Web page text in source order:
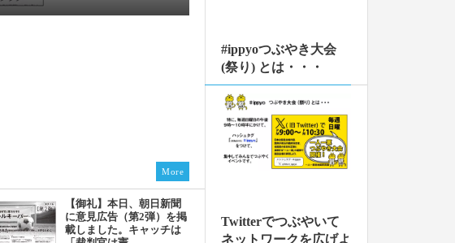
日情報を追加しました。
付のお願い】皆様からのご寄付
載できました。厚く御礼申し上
す。寄付はこちらから
【御礼】本日、朝日新聞
に意見広告（第2弾）を掲
載しました。キャッチは
More
#ippyoつぶやき大会
(祭り) とは・・・
Twitterでつぶやいて
ネットワークを広げよ